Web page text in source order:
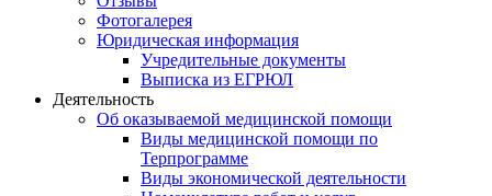
Фотогалерея
Юридическая информация
Учредительные документы
Выписка из ЕГРЮЛ
Деятельность
Об оказываемой медицинской помощи
Виды медицинской помощи по
Терпрограмме
Виды экономической деятельности